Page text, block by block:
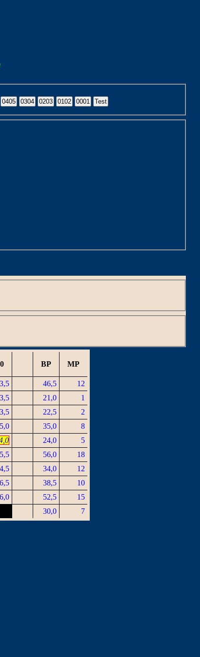
BP MP
3,5 46,5
12
3,5 21,0
1
3,5 22,5
2
5,0 35,0
8
24,0
5
5,5 56,0
18
4,5 34,0
12
6,5 38,5
10
6,0 52,5
15
30,0 7